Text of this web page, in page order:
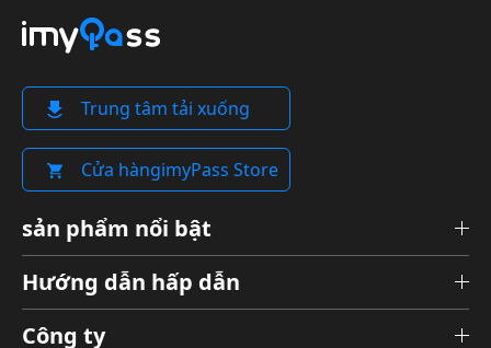
Trung tâm tải xuống
Cửa hàngimyPass Store
sản phẩm nổi bật
Hướng dẫn hấp dẫn
Công ty